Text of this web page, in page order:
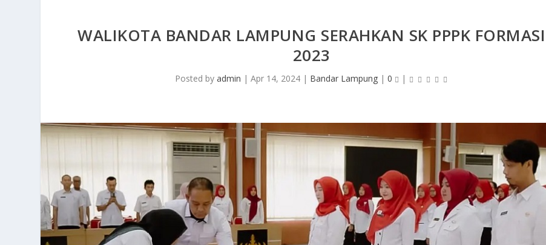
WALIKOTA BANDAR LAMPUNG SERAHKAN SK PPPK FORMASI
2023
Posted by admin | Apr 14, 2024| Bandar Lampung| 0 |